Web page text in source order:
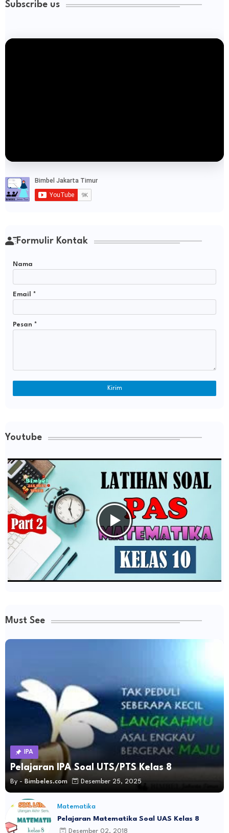
Subscribe us
Formulir Kontak
Nama
Email *
Pesan *
Youtube
Must See
IPA
Pelajaran IPA Soal UTS/PTS Kelas 8
By - Bimbeles.com Desember 25, 2025
Matematika
Pelajaran Matematika Soal UAS Kelas 8
Desember 02, 2018